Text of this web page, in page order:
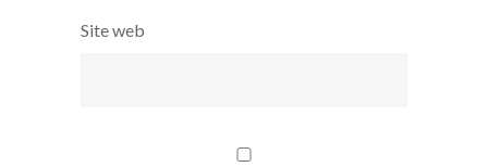
Site web